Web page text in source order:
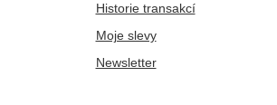
Historie transakcí
Moje slevy
Newsletter